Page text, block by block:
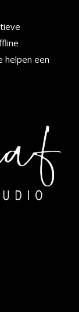
helpen een